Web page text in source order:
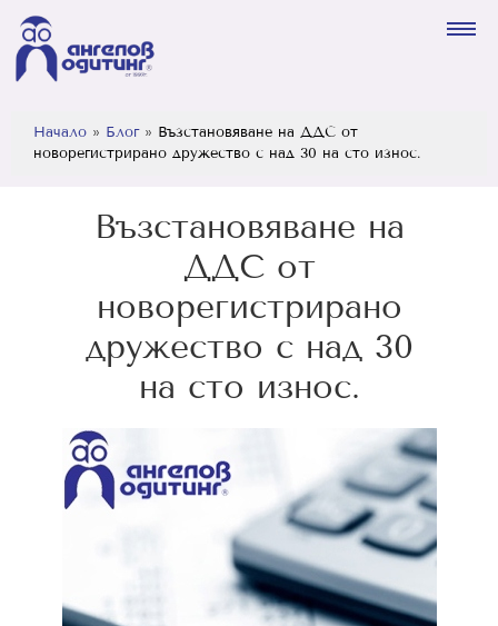
Начало » Блог» Възстановяване на ДДС от
новорегистрирано дружество с над 30 на сто износ.
Възстановяване на
ДДС от
новорегистрирано
дружество с над 30
на сто износ.